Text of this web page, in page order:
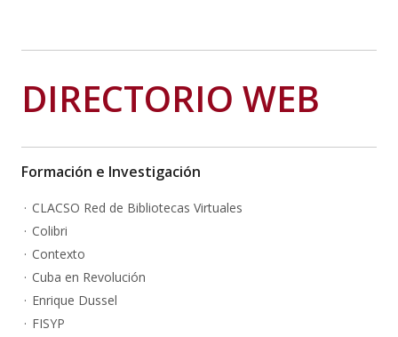
DIRECTORIO WEB
Formación e Investigación
CLACSO Red de Bibliotecas Virtuales
Colibri
Contexto
Cuba en Revolución
Enrique Dussel
FISYP